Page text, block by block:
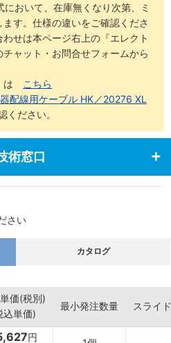
において、在庫無くなり次第、ミ
す。仕様の違いをご確認くださ
せは本ページ右上の『エレクト
ャット・お問合せフォームから
は
こちら
配線用ケーブル HK／20276 XL
ださい。
術窓口
さい
カタログ
価(税別)
込単価)
最小発注数量 スライ
円